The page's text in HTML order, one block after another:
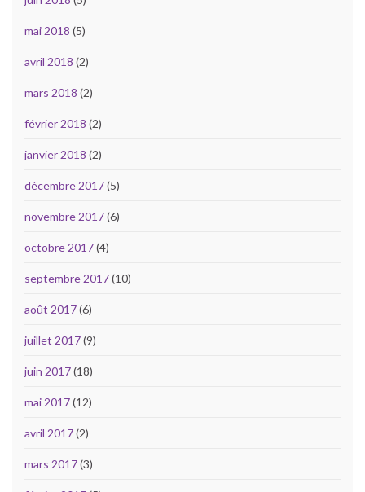
mai 2018 (5)
avril 2018 (2)
mars 2018 (2)
février 2018 (2)
janvier 2018 (2)
décembre 2017(5)
novembre 2017(6)
octobre 2017(4)
septembre 2017(10)
août 2017(6)
juillet 2017(9)
juin 2017(18)
mai 2017(12)
avril 2017(2)
mars 2017(3)